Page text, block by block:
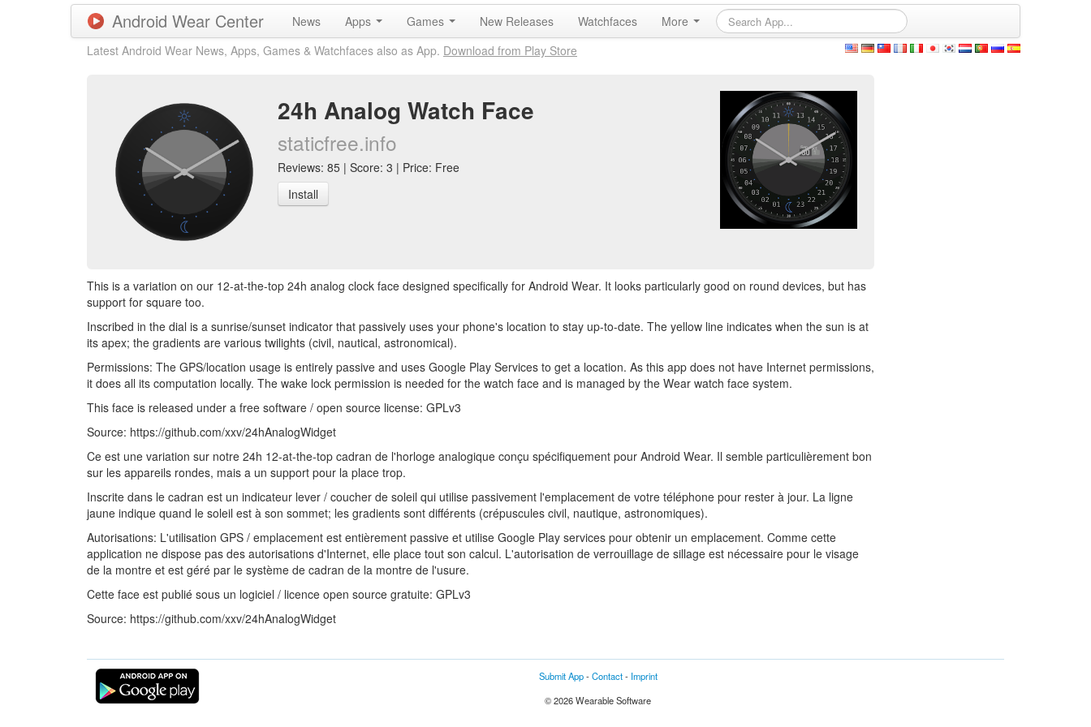
Android Wear Center News Apps Games New Releases Watchfaces
More
Latest Android Wear News, Apps, Games & Watchfaces also as App. Download from Play Store
24h Analog Watch Face
staticfree.info
Reviews: 85 | Score: 3 | Price: Free
Install
This is a variation on our 12-at-the-top 24h analog clock face designed specifically for Android Wear. It looks particularly good on round devices, but has
support for square too.
Inscribed in the dial is a sunrise/sunset indicator that passively uses your phone's location to stay up-to-date. The yellow line indicates when the sun is at
its apex; the gradients are various twilights (civil, nautical, astronomical).
Permissions: The GPS/location usage is entirely passive and uses Google Play Services to get a location. As this app does not have Internet permissions,
it does all its computation locally. The wake lock permission is needed for the watch face and is managed by the Wear watch face system.
This face is released under a free software / open source license: GPLv3
Source: https://github.com/xxv/24hAnalogWidget
Ce est une variation sur notre 24h 12-at-the-top cadran de l'horloge analogique conçu spécifiquement pour Android Wear. Il semble particulièrement bon
sur les appareils rondes, mais a un support pour la place trop.
Inscrite dans le cadran est un indicateur lever / coucher de soleil qui utilise passivement l'emplacement de votre téléphone pour rester à jour. La ligne
jaune indique quand le soleil est à son sommet; les gradients sont différents (crépuscules civil, nautique, astronomiques).
Autorisations: L'utilisation GPS / emplacement est entièrement passive et utilise Google Play services pour obtenir un emplacement. Comme cette
application ne dispose pas des autorisations d'Internet, elle place tout son calcul. L'autorisation de verrouillage de sillage est nécessaire pour le visage
de la montre et est géré par le système de cadran de la montre de l'usure.
Cette face est publié sous un logiciel / licence open source gratuite: GPLv3
Source: https://github.com/xxv/24hAnalogWidget
Submit App-Contact- Imprint
© 2026 Wearable Software